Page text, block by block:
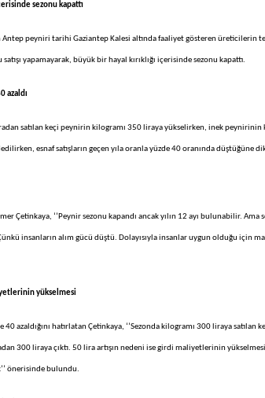
sezonu kapattı
peyniri tarihi Gaziantep Kalesi altında faaliyet gösteren üreticilerin
yapamayarak, büyük bir hayal kırıklığı içerisinde sezonu kapattı.
azaldı
satılan keçi peynirin kilogramı 350 liraya yükselirken, inek peynirinin
esnaf satışların geçen yıla oranla yüzde 40 oranında düştüğüne
Çetinkaya, ‘’Peynir sezonu kapandı ancak yılın 12 ayı bulunabilir.
insanların alım gücü düştü. Dolayısıyla insanlar uygun olduğu için
yükselmesi
40 azaldığını hatırlatan Çetinkaya, ‘’Sezonda kilogramı 300 liraya
300 liraya çıktı. 50 lira artışın nedeni ise girdi maliyetlerinin
önerisinde bulundu.